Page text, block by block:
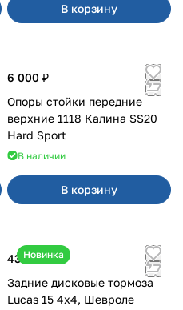
В корзину
6 000 ₽
Опоры стойки передние
верхние 1118 Калина SS20
Hard Sport
В наличии
В корзину
Новинка
43 000 ₽
Задние дисковые тормоза
Lucas 15 4х4, Шевроле